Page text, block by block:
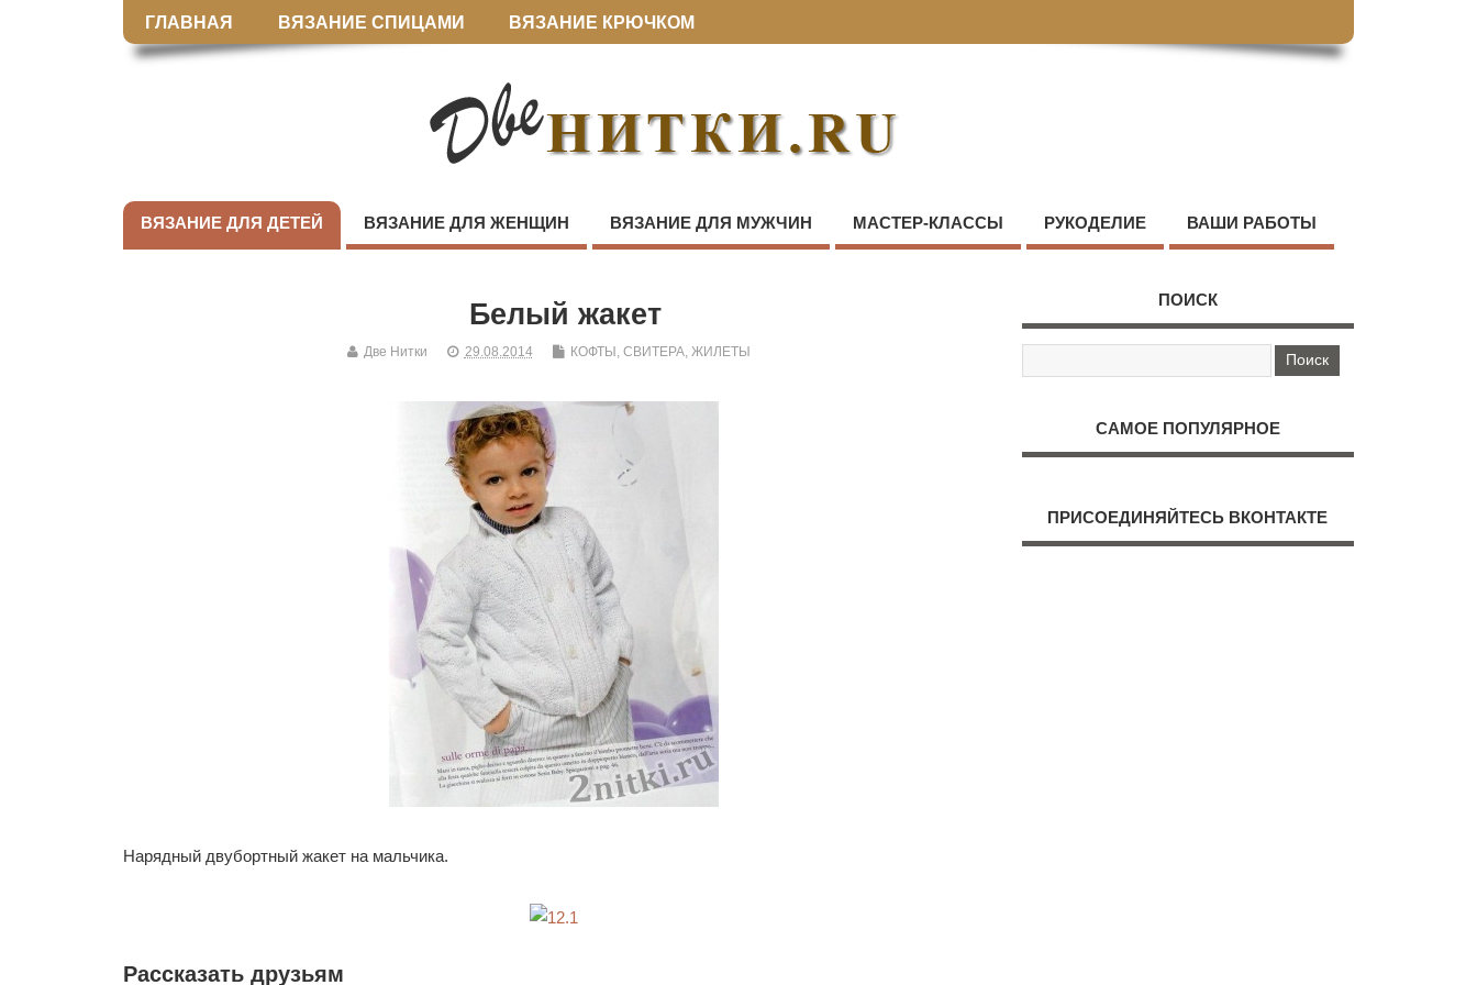
ГЛАВНАЯ ВЯЗАНИЕ СПИЦАМИ ВЯЗАНИЕ КРЮЧКОМ
ВЯЗАНИЕ ДЛЯ ДЕТЕЙ ВЯЗАНИЕ ДЛЯ ЖЕНЩИН ВЯЗАНИЕ ДЛЯ МУЖЧИН МАСТЕР-КЛАССЫ РУКОДЕЛИЕ ВАШИ РАБОТЫ
Белый жакет
Две Нитки 29.08.2014 КОФТЫ, СВИТЕРА, ЖИЛЕТЫ
Нарядный двубортный жакет на мальчика.
Рассказать друзьям
ПОИСК
САМОЕ ПОПУЛЯРНОЕ
ПРИСОЕДИНЯЙТЕСЬ ВКОНТАКТЕ